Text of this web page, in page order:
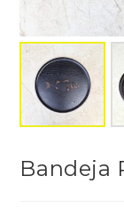
Bandeja